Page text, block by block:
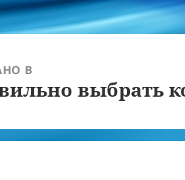
В
выбрать